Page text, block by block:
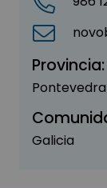
Provincia:
Pontevedra
Galicia